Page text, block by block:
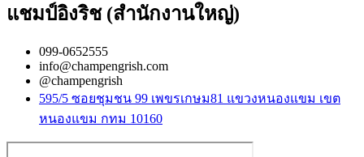
แชมป์อิงริช (สำนักงานใหญ่)
099-0652555
info@champengrish.com
@champengrish
595/5 ซอยชุมชน 99 เพขรเกษม81 แขวงหนองแขม เขต
หนองแขม กทม 10160